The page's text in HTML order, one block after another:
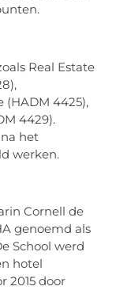
Real Estate
4425),
4429).
het
werken.
Cornell de
genoemd als
School werd
hotel
2015 door